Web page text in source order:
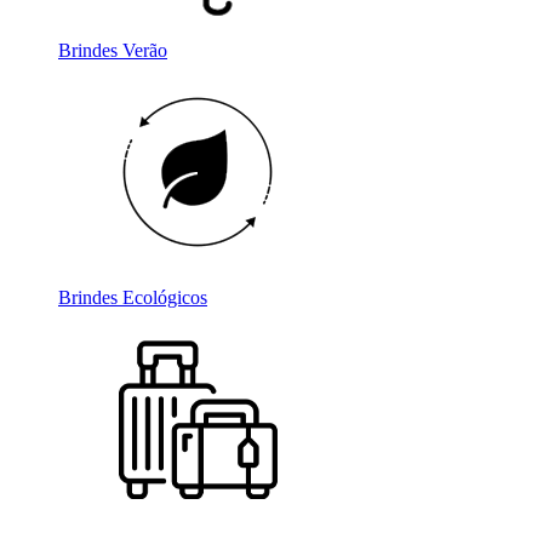
Brindes Verão
Brindes Ecológicos